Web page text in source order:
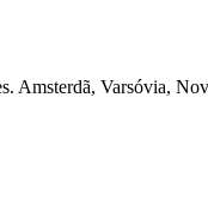
Amsterdã, Varsóvia,